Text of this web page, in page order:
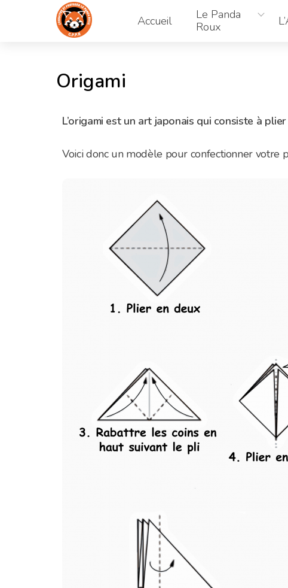
Accueil
Le Panda
Roux
Origami
L’origami est un art japonais qui consiste à
Voici donc un modèle pour confectionner votre